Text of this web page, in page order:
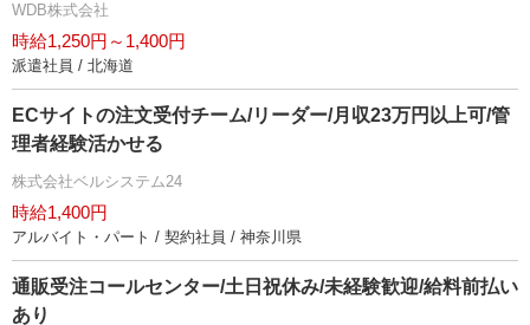
WDB株式会社
時給1,250円～1,400円
派遣社員 / 北海道
ECサイトの注文受付チーム/リーダー/月収23万円以上可/管
理者経験活かせる
株式会社ベルシステム24
時給1,400円
アルバイト・パート / 契約社員 / 神奈川県
通販受注コールセンター/土日祝休み/未経験歓迎/給料前払い
あり